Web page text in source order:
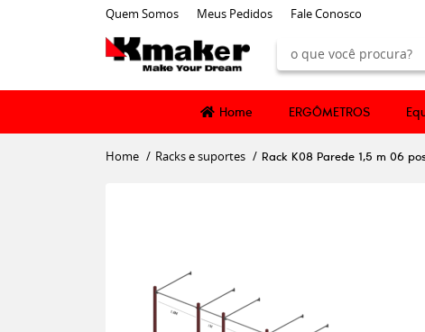
Quem Somos Meus Pedidos Fale Conosco
Home ERGÔMETROS
Home Racks e suportes Rack K08 Parede 1,5 m 06